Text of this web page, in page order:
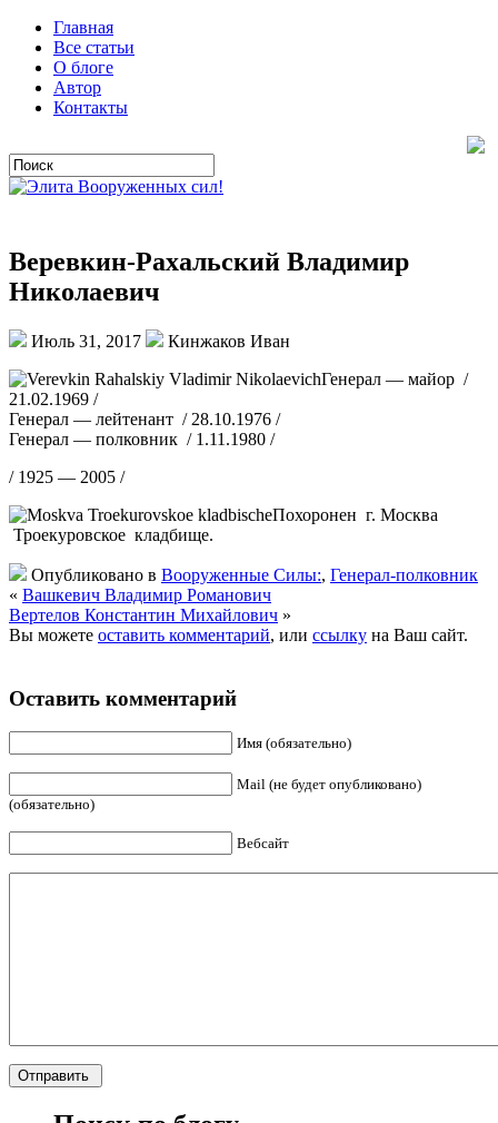
Главная
Все статьи
О блоге
Автор
Контакты
Веревкин-Рахальский Владимир
Николаевич
Июль 31, 2017
Кинжаков Иван
Генерал — майор /
21.02.1969 /
Генерал — лейтенант / 28.10.1976 /
Генерал — полковник / 1.11.1980 /
/ 1925 — 2005 /
Похоронен г. Москва
Троекуровское кладбище.
Опубликовано в Вооруженные Силы:, Генерал-полковник
« Вашкевич Владимир Романович
Вертелов Константин Михайлович »
Вы можете оставить комментарий, или ссылку на Ваш сайт.
Оставить комментарий
Имя (обязательно)
Mail (не будет опубликовано)
(обязательно)
Вебсайт